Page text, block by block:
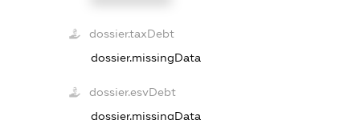
dossier.taxDebt
dossier.missingData
dossier.esvDebt
dossier.missingData